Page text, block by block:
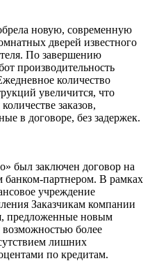
новую, современную
дверей известного
По завершению
производительность
количество
увеличится, что
заказов,
в договоре, без задержек.
был заключен договор на
партнером. В рамках
учреждение
Заказчикам компании
предложенные новым
более
лишних
по кредитам.